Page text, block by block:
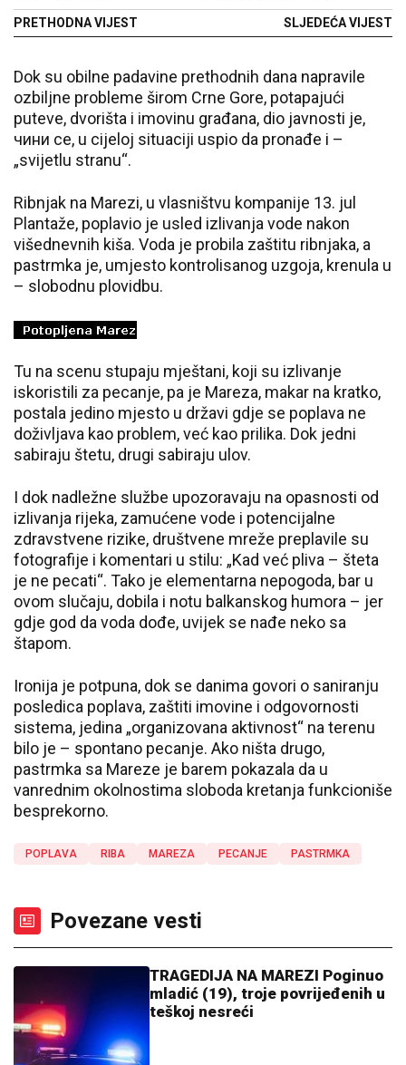
PRETHODNA VIJEST SLJEDEĆA VIJEST
Dok su obilne padavine prethodnih dana napravile
ozbiljne probleme širom Crne Gore, potapajući
puteve, dvorišta i imovinu građana, dio javnosti je,
чини се, u cijeloj situaciji uspio da pronađe i –
„svijetlu stranu“.
Ribnjak na Marezi, u vlasništvu kompanije 13. jul
Plantaže, poplavio je usled izlivanja vode nakon
višednevnih kiša. Voda je probila zaštitu ribnjaka, a
pastrmka je, umjesto kontrolisanog uzgoja, krenula u
– slobodnu plovidbu.
Tu na scenu stupaju mještani, koji su izlivanje
iskoristili za pecanje, pa je Mareza, makar na kratko,
postala jedino mjesto u državi gdje se poplava ne
doživljava kao problem, već kao prilika. Dok jedni
sabiraju štetu, drugi sabiraju ulov.
I dok nadležne službe upozoravaju na opasnosti od
izlivanja rijeka, zamućene vode i potencijalne
zdravstvene rizike, društvene mreže preplavile su
fotografije i komentari u stilu: „Kad već pliva – šteta
je ne pecati“. Tako je elementarna nepogoda, bar u
ovom slučaju, dobila i notu balkanskog humora – jer
gdje god da voda dođe, uvijek se nađe neko sa
štapom.
Ironija je potpuna, dok se danima govori o saniranju
posledica poplava, zaštiti imovine i odgovornosti
sistema, jedina „organizovana aktivnost“ na terenu
bilo je – spontano pecanje. Ako ništa drugo,
pastrmka sa Mareze je barem pokazala da u
vanrednim okolnostima sloboda kretanja funkcioniše
besprekorno.
POPLAVA RIBA MAREZA PECANJE PASTRMKA
Povezane vesti
TRAGEDIJA NA MAREZI Poginuo
mladić (19), troje povrijeđenih u
teškoj nesreći